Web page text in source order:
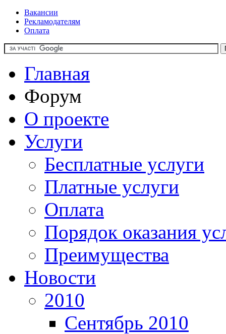
Вакансии
Рекламодателям
Оплата
Главная
Форум
О проекте
Услуги
Бесплатные услуги
Платные услуги
Оплата
Порядок оказания
Преимущества
Новости
2010
Сентябрь 2010